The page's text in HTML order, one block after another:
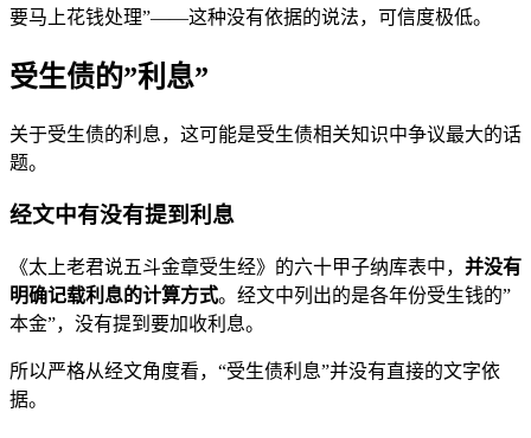
要马上花钱处理”——这种没有依据的说法，可信度极低。
受生债的”利息”
关于受生债的利息，这可能是受生债相关知识中争议最大的话
题。
经文中有没有提到利息
《太上老君说五斗金章受生经》的六十甲子纳库表中， 并没有
明确记载利息的计算方式。经文中列出的是各年份受生钱的”
本金”，没有提到要加收利息。
所以严格从经文角度看，“受生债利息”并没有直接的文字依
据。